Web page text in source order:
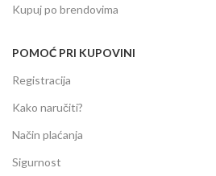
Kupuj po brendovima
POMOĆ PRI KUPOVINI
Registracija
Kako naručiti?
Način plaćanja
Sigurnost